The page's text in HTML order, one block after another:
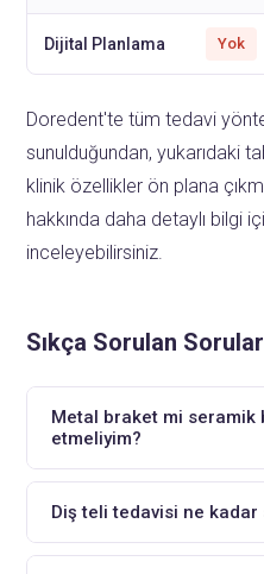
Dijital Planlama Yok
Doredent'te tüm tedavi
sunulduğundan, yukarıdaki
klinik özellikler ön plana
hakkında daha detaylı bilgi
inceleyebilirsiniz.
Sıkça Sorulan Sorular
Metal braket mi seramik
etmeliyim?
Diş teli tedavisi ne kadar